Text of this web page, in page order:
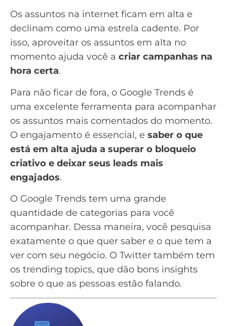
Os assuntos na internet ficam em alta e
declinam como uma estrela cadente. Por
isso, aproveitar os assuntos em alta no
momento ajuda você a criar campanhas na
hora certa.
Para não ficar de fora, o Google Trends é
uma excelente ferramenta para acompanhar
os assuntos mais comentados do momento.
O engajamento é essencial, e saber o que
está em alta ajuda a superar o bloqueio
criativo e deixar seus leads mais
engajados.
O Google Trends tem uma grande
quantidade de categorias para você
acompanhar. Dessa maneira, você pesquisa
exatamente o que quer saber e o que tem a
ver com seu negócio. O Twitter também tem
os trending topics, que dão bons insights
sobre o que as pessoas estão falando.